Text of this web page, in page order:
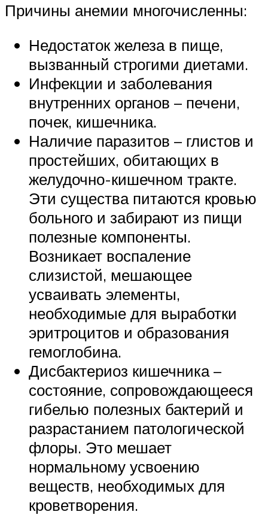
Причины анемии многочисленны:
Недостаток железа в пище,
вызванный строгими диетами.
Инфекции и заболевания
внутренних органов – печени,
почек, кишечника.
Наличие паразитов – глистов и
простейших, обитающих в
желудочно-кишечном тракте.
Эти существа питаются кровью
больного и забирают из пищи
полезные компоненты.
Возникает воспаление
слизистой, мешающее
усваивать элементы,
необходимые для выработки
эритроцитов и образования
гемоглобина.
Дисбактериоз кишечника –
состояние, сопровождающееся
гибелью полезных бактерий и
разрастанием патологической
флоры. Это мешает
нормальному усвоению
веществ, необходимых для
кроветворения.